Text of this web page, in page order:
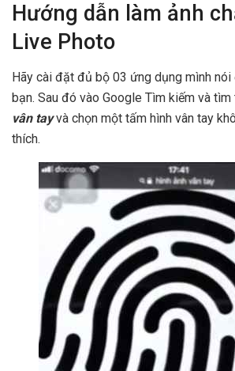
Hướng dẫn làm ảnh
Live Photo
Hãy cài đặt đủ bộ 03 ứng dụng mình nói
bạn. Sau đó vào Google Tìm kiếm và
vân tayvà chọn một tấm hình vân tay
thích.